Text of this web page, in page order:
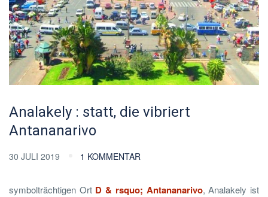
Analakely : statt, die vibriert
Antananarivo
30 JULI 2019 1 KOMMENTAR
symbolträchtigen Ort D & rsquo; Antananarivo, Analakely ist